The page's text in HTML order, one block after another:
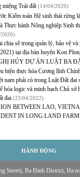
miệng Trái đất(14/04/2020)
Kiểm toán Hệ sinh thái rừng
Thực hành Nông nghiệp Sinh
chia sẽ trong quản lý, bảo vệ
tại địa bàn huyện Kon
HỦY DỰ ÁN LUẬT BA
hiện thực hóa Cương lĩnh
nam phải có trong Luật Đất
hóa logic và minh bạch Chủ
đai (23/04/2022)
BETWEEN LAO,
IN LONG LAND
HÀNH ĐỘNG
Street), Ba Đinh District, Ha